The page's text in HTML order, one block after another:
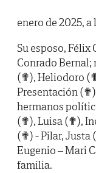
enero de 2025, a
Su esposo,
Conrado Bernal;
(✟), Heliodoro
Presentación
hermanos
(✟), Luisa (✟),
(✟) - Pilar, Justa
Eugenio – Mari
familia.